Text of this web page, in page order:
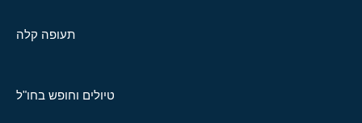
תעופה קלה
טיולים וחופש בחו"ל